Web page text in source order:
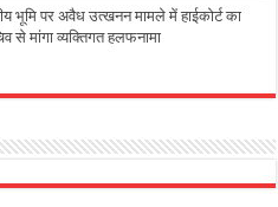
भूमि पर अवैध उत्खनन मामले में हाईकोर्ट का
मांगा व्यक्तिगत हलफनामा